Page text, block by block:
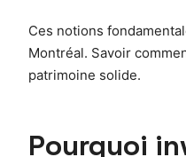
Ces notions
Montréal. Savoir
patrimoine solide.
Pourquoi